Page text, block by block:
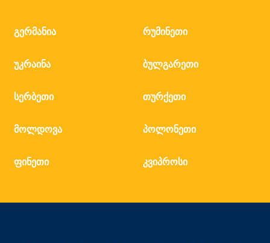
გერმანია რუმინეთი
უკრაინა ბულგარეთი
სერბეთი თურქეთი
მოლდოვა პოლონეთი
ფინეთი კვიპროსი